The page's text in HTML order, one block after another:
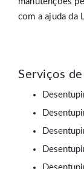
com a ajuda da
Serviços